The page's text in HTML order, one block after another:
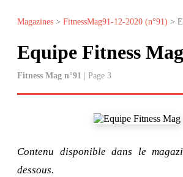
Magazines > FitnessMag91-12-2020 (n°91) >
Equipe Fitness Mag
Fitness Mag n°91 | Page 3
Contenu disponible dans le
dessous.